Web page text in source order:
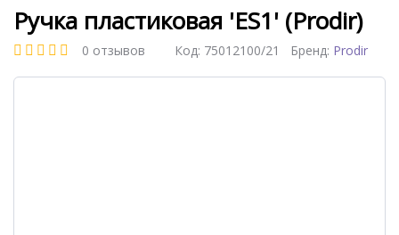
Ручка пластиковая 'ES1' (Prodir)
0 отзывов Бренд: Prodir
Код: 75012100/21